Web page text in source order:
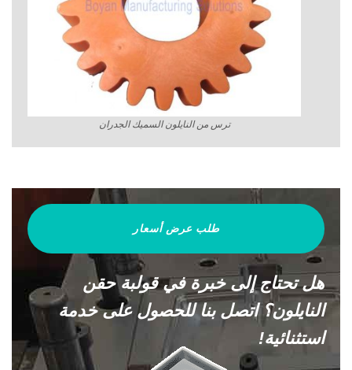
ترس من النايلون السميك الجدران
طلب عرض أسعار
هل تحتاج إلى خبرة في قولبة حقن
النايلون؟ اتصل بنا للحصول على خدمة
استثنائية!